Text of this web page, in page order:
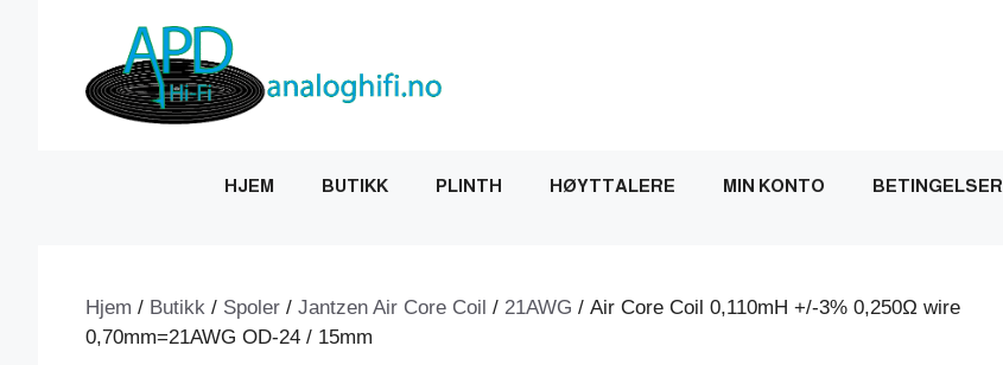
HJEM BUTIKK PLINTH HØYTTALERE MIN KONTO BETINGELSER
Hjem / Butikk / Spoler / Jantzen Air Core Coil / 21AWG / Air Core Coil 0,110mH +/-3% 0,250Ω wire
0,70mm=21AWG OD-24 / 15mm